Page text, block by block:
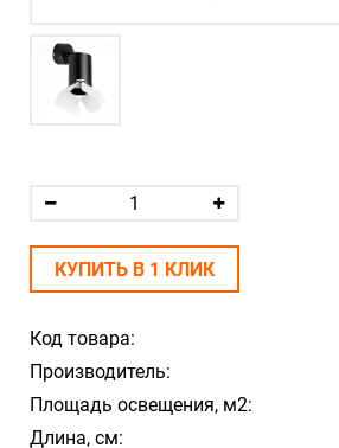
Код товара:
Производитель:
Площадь освещения, м2:
Длина, см:
КУПИТЬ В 1 КЛИК